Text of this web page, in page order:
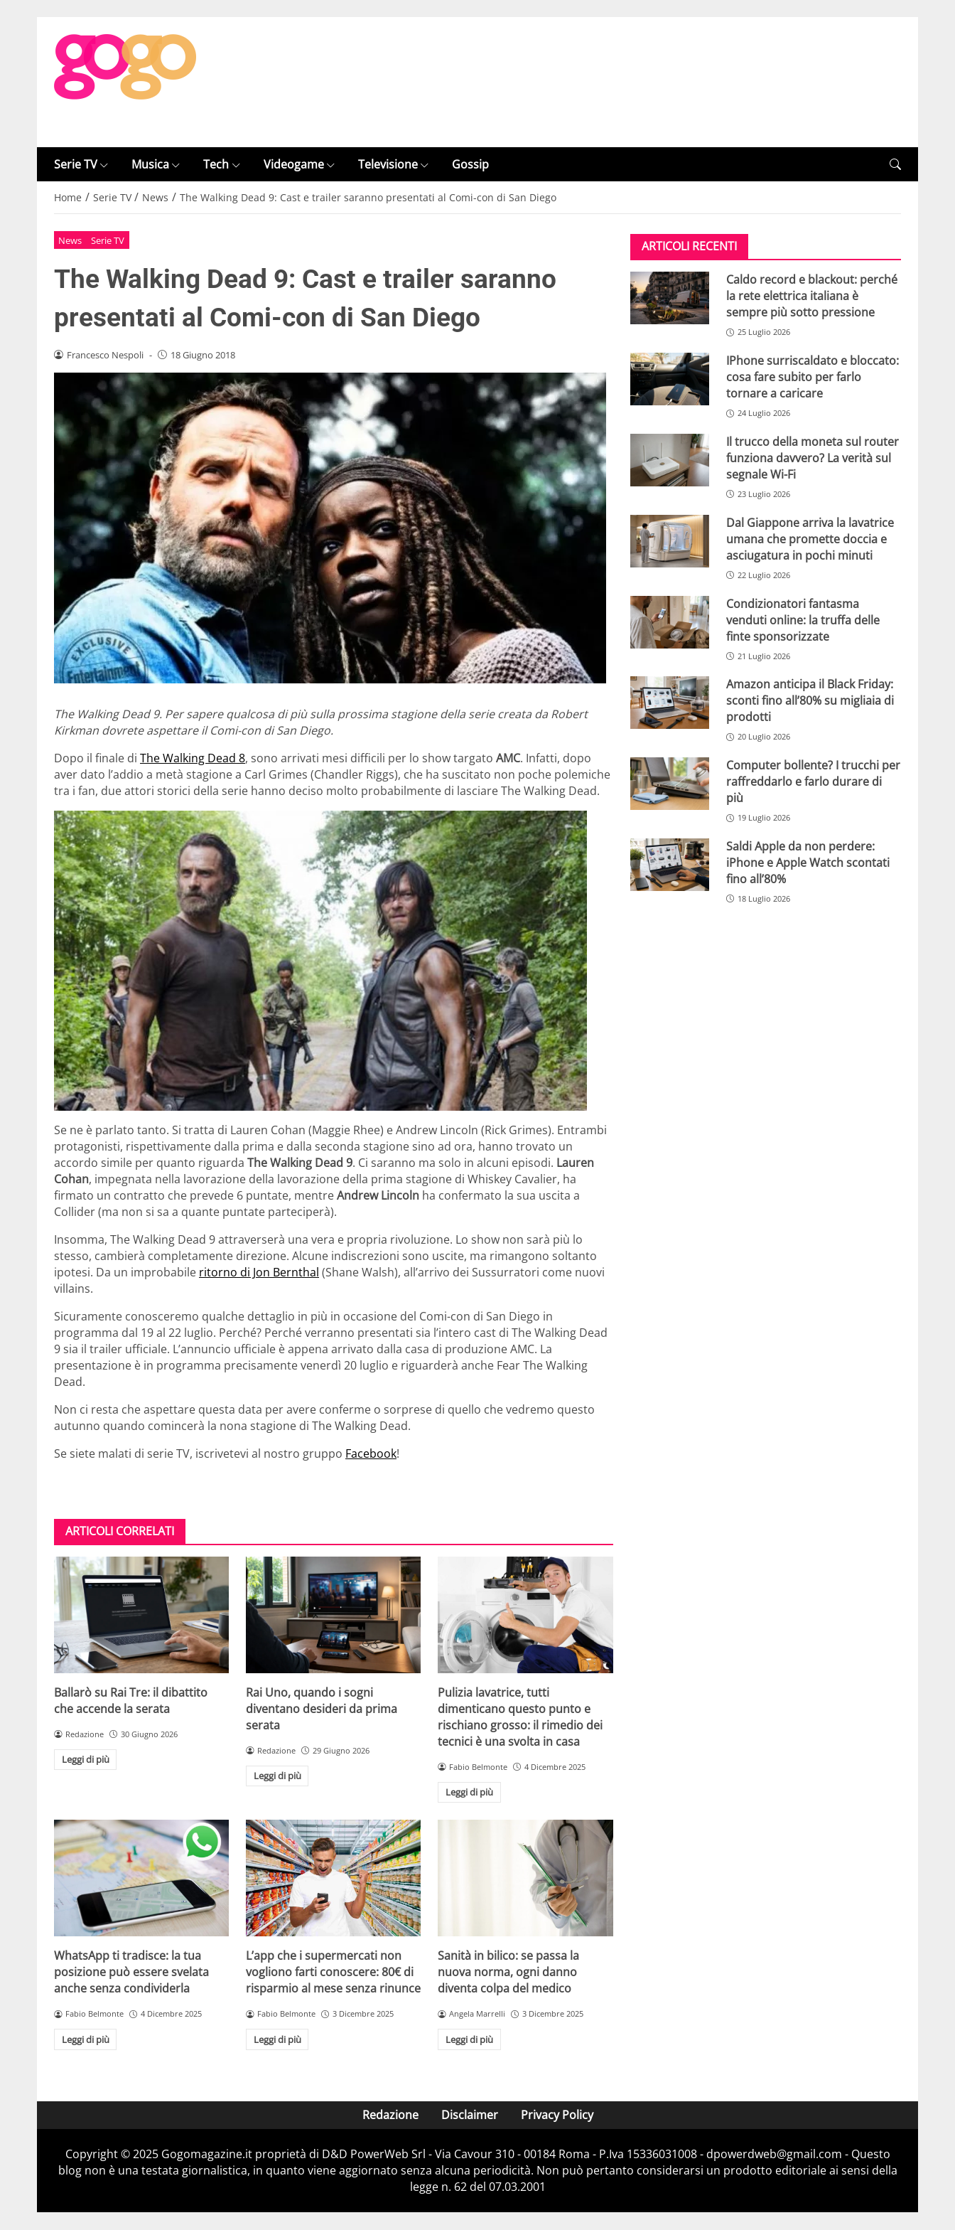
Serie TV Musica Tech Videogame Televisione Gossip
Home / Serie TV / News / The Walking Dead 9: Cast e trailer saranno presentati al Comi-con di San Diego
News Serie TV
The Walking Dead 9: Cast e trailer saranno
presentati al Comi-con di San Diego
Francesco Nespoli - 18 Giugno 2018
The Walking Dead 9. Per sapere qualcosa di più sulla prossima stagione della serie creata da Robert
Kirkman dovrete aspettare il Comi-con di San Diego.
Dopo il finale di The Walking Dead 8, sono arrivati mesi difficili per lo show targato AMC. Infatti, dopo
aver dato l’addio a metà stagione a Carl Grimes (Chandler Riggs), che ha suscitato non poche polemiche
tra i fan, due attori storici della serie hanno deciso molto probabilmente di lasciare The Walking Dead.
Se ne è parlato tanto. Si tratta di Lauren Cohan (Maggie Rhee) e Andrew Lincoln (Rick Grimes). Entrambi
protagonisti, rispettivamente dalla prima e dalla seconda stagione sino ad ora, hanno trovato un
accordo simile per quanto riguarda The Walking Dead 9. Ci saranno ma solo in alcuni episodi. Lauren
Cohan, impegnata nella lavorazione della lavorazione della prima stagione di Whiskey Cavalier, ha
firmato un contratto che prevede 6 puntate, mentreAndrew Lincoln ha confermato la sua uscita a
Collider (ma non si sa a quante puntate parteciperà).
Insomma, The Walking Dead 9 attraverserà una vera e propria rivoluzione. Lo show non sarà più lo
stesso, cambierà completamente direzione. Alcune indiscrezioni sono uscite, ma rimangono soltanto
ipotesi. Da un improbabile ritorno di Jon Bernthal (Shane Walsh), all’arrivo dei Sussurratori come nuovi
villains.
Sicuramente conosceremo qualche dettaglio in più in occasione del Comi-con di San Diego in
programma dal 19 al 22 luglio. Perché? Perché verranno presentati sia l’intero cast di The Walking Dead
9 sia il trailer ufficiale. L’annuncio ufficiale è appena arrivato dalla casa di produzione AMC. La
presentazione è in programma precisamente venerdì 20 luglio e riguarderà anche Fear The Walking
Dead.
Non ci resta che aspettare questa data per avere conferme o sorprese di quello che vedremo questo
autunno quando comincerà la nona stagione di The Walking Dead.
Se siete malati di serie TV, iscrivetevi al nostro gruppo Facebook!
ARTICOLI CORRELATI
Ballarò su Rai Tre: il dibattito
che accende la serata
Redazione 30 Giugno 2026
Leggi di più
Rai Uno, quando i sogni
diventano desideri da prima
serata
Redazione 29 Giugno 2026
Leggi di più
Pulizia lavatrice, tutti
dimenticano questo punto e
rischiano grosso: il rimedio dei
tecnici è una svolta in casa
Fabio Belmonte 4 Dicembre 2025
Leggi di più
WhatsApp ti tradisce: la tua
posizione può essere svelata
anche senza condividerla
Fabio Belmonte 4 Dicembre 2025
Leggi di più
L’app che i supermercati non
vogliono farti conoscere: 80€ di
risparmio al mese senza rinunce
Fabio Belmonte 3 Dicembre 2025
Leggi di più
Sanità in bilico: se passa la
nuova norma, ogni danno
diventa colpa del medico
Angela Marrelli 3 Dicembre 2025
Leggi di più
ARTICOLI RECENTI
Caldo record e blackout: perché
la rete elettrica italiana è
sempre più sotto pressione
25 Luglio 2026
IPhone surriscaldato e bloccato:
cosa fare subito per farlo
tornare a caricare
24 Luglio 2026
Il trucco della moneta sul router
funziona davvero? La verità sul
segnale Wi-Fi
23 Luglio 2026
Dal Giappone arriva la lavatrice
umana che promette doccia e
asciugatura in pochi minuti
22 Luglio 2026
Condizionatori fantasma
venduti online: la truffa delle
finte sponsorizzate
21 Luglio 2026
Amazon anticipa il Black Friday:
sconti fino all’80% su migliaia di
prodotti
20 Luglio 2026
Computer bollente? I trucchi per
raffreddarlo e farlo durare di
più
19 Luglio 2026
Saldi Apple da non perdere:
iPhone e Apple Watch scontati
fino all’80%
18 Luglio 2026
Redazione Disclaimer Privacy Policy
Copyright © 2025 Gogomagazine.it proprietà di D&D PowerWeb Srl - Via Cavour 310 - 00184 Roma - P.Iva 15336031008 - dpowerdweb@gmail.com - Questo
blog non è una testata giornalistica, in quanto viene aggiornato senza alcuna periodicità. Non può pertanto considerarsi un prodotto editoriale ai sensi della
legge n. 62 del 07.03.2001